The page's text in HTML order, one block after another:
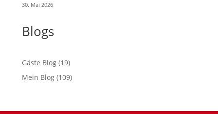
30. Mai 2026
Blogs
Gäste Blog(19)
Mein Blog(109)